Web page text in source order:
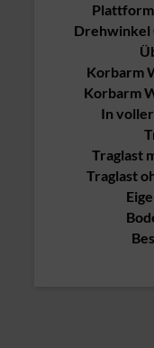
Drehwinkel
Korbarm
Korbarm
In
Traglast
Traglast